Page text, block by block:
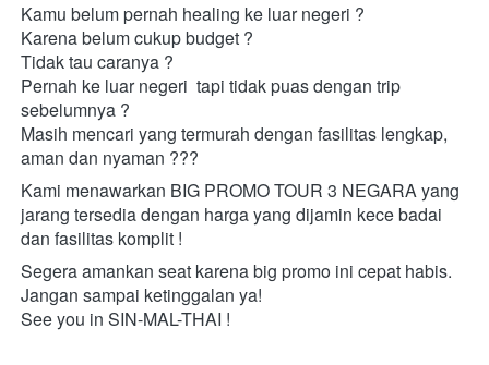
Kamu belum pernah healing ke luar negeri ?
Karena belum cukup budget ?
Tidak tau caranya ?
Pernah ke luar negeri  tapi tidak puas dengan trip
sebelumnya ?
Masih mencari yang termurah dengan fasilitas lengkap,
aman dan nyaman ???
Kami menawarkan BIG PROMO TOUR 3 NEGARA yang
jarang tersedia dengan harga yang dijamin kece badai
dan fasilitas komplit !
Segera amankan seat karena big promo ini cepat habis.
Jangan sampai ketinggalan ya!
See you in SIN-MAL-THAI !